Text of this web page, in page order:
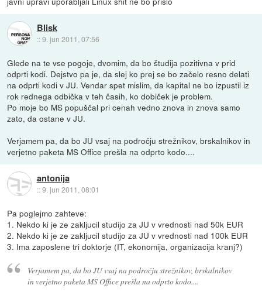
Blisk
::9. jun 2011, 07:56
Glede na te vse pogoje, dvomim, da bo študija pozitivna v prid
odprti kodi. Dejstvo pa je, da slej ko prej se bo začelo resno delati
na odprti kodi v JU. Vendar spet mislim, da kapital ne bo izpustil iz
rok rednega odbička v teh časih, ko dobiček je problem.
Po moje bo MS popuščal pri cenah vedno znova in znova samo
zato, da ostane v JU.
Verjamem pa, da bo JU vsaj na področju strežnikov, brskalnikov in
verjetno paketa MS Office prešla na odprto kodo....
antonija
::9. jun 2011, 08:01
Pa poglejmo zahteve:
1. Nekdo ki je ze zakljucil studijo za JU v vrednosti nad 50k EUR
2. Nekdo ki je ze zakljucil studijo za JU v vrednosti nad 100k EUR
3. Ima zaposlene tri doktorje (IT, ekonomija, organizacija kranj?)
Verjamem pa, da bo JU vsaj na področju strežnikov, brskalnikov
in verjetno paketa MS Office prešla na odprto kodo....